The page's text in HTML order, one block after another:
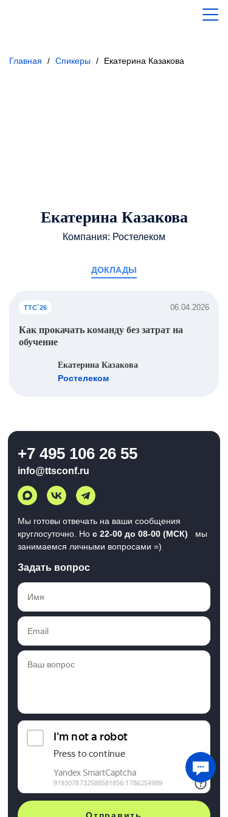
Главная / Спикеры / Екатерина Казакова
Екатерина Казакова
Компания: Ростелеком
доклады
ТТС`26 06.04.2026
Как прокачать команду без затрат на
обучение
Екатерина Казакова
Ростелеком
+7 495 106 26 55
info@ttsconf.ru
Мы готовы отвечать на ваши сообщения
круглосуточно. Но с 22-00 до 08-00 (МСК)
мы
занимаемся личными вопросами =)
Задать вопрос
Отправить